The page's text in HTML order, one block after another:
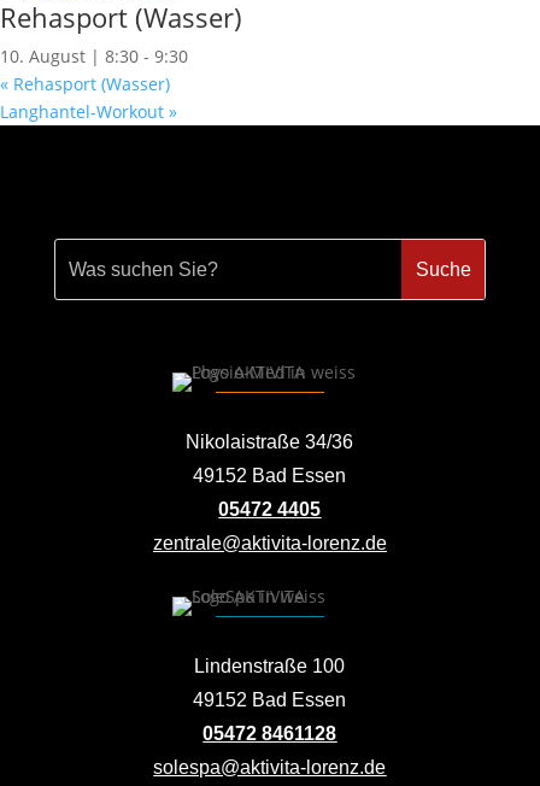
Rehasport (Wasser)
10. August | 8:30 - 9:30
« Rehasport (Wasser)
Langhantel-Workout »
Nikolaistraße 34/36
49152 Bad Essen
05472 4405
zentrale@aktivita-lorenz.de
Lindenstraße 100
49152 Bad Essen
05472 8461128
solespa@aktivita-lorenz.de